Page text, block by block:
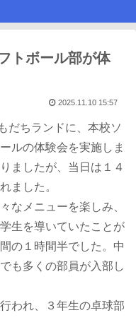
トボール部が体
2025.11.10 15:57
だちランドに、本校ソ
ルの体験会を実施しま
ましたが、当日は１４
ました。
なメニューを楽しみ、
生を導いていたことが
の１時間半でした。中
も多くの部員が入部し
われ、３年生の卓球部